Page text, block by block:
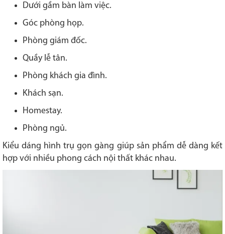
Dưới gầm bàn làm việc.
Góc phòng họp.
Phòng giám đốc.
Quầy lễ tân.
Phòng khách gia đình.
Khách sạn.
Homestay.
Phòng ngủ.
Kiểu dáng hình trụ gọn gàng giúp sản phẩm dễ dàng kết
hợp với nhiều phong cách nội thất khác nhau.